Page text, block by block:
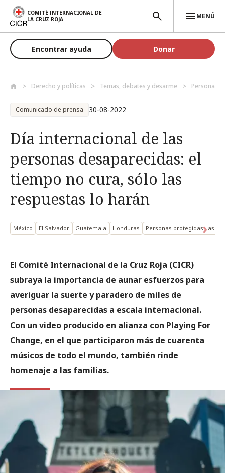
Pasar al contenido principal
COMITÉ INTERNACIONAL DE
LA CRUZ ROJA
MENÚ
Encontrar ayuda Donar
Derecho y políticas Temas, debates y desarme Personas
Comunicado de prensa 30-08-2022
Día internacional de las
personas desaparecidas: el
tiempo no cura, sólo las
respuestas lo harán
México El Salvador Guatemala Honduras Personas protegidas: las
El Comité Internacional de la Cruz Roja (CICR)
subraya la importancia de aunar esfuerzos para
averiguar la suerte y paradero de miles de
personas desaparecidas a escala internacional.
Con un video producido en alianza con Playing For
Change, en el que participaron más de cuarenta
músicos de todo el mundo, también rinde
homenaje a las familias.